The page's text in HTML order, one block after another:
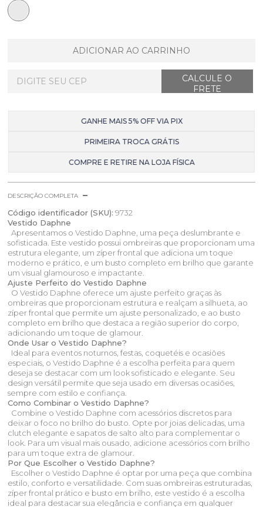
ADICIONAR AO CARRINHO
GANHE MAIS 5% OFF VIA PIX
PRIMEIRA TROCA GRÁTIS
COMPRE E RETIRE NA LOJA FÍSICA
DESCRIÇÃO COMPLETA
Código identificador (SKU): 9732
Vestido Daphne
Apresentamos o Vestido Daphne, uma peça deslumbrante e
sofisticada. Este vestido possui ombreiras que proporcionam uma
estrutura elegante, um zíper frontal que adiciona um toque
moderno e prático, e um busto completo em brilho que garante
um visual glamouroso e impactante.
Ajuste Perfeito do Vestido Daphne
O Vestido Daphne oferece um ajuste perfeito graças às
ombreiras que proporcionam estrutura e realçam a silhueta, ao
zíper frontal que permite um ajuste personalizado, e ao busto
completo em brilho que destaca a região superior do corpo,
adicionando um toque de glamour.
Onde Usar o Vestido Daphne?
Ideal para eventos noturnos, festas, coquetéis e ocasiões
especiais, o Vestido Daphne é a escolha perfeita para quem
deseja se destacar com um look sofisticado e elegante. Seu
design versátil permite que seja usado em diversas ocasiões,
sempre com estilo e confiança.
Como Combinar o Vestido Daphne?
Combine o Vestido Daphne com acessórios discretos para
deixar o foco no brilho do busto. Opte por joias delicadas, uma
clutch elegante e sapatos de salto alto para complementar o
look. Para um visual mais ousado, adicione acessórios com brilho
para um toque extra de glamour.
Por Que Escolher o Vestido Daphne?
Escolher o Vestido Daphne é optar por uma peça que combina
estilo, conforto e versatilidade. Com suas ombreiras estruturadas,
zíper frontal prático e busto em brilho, este vestido é a escolha
ideal para destacar sua elegância e confiança em qualquer